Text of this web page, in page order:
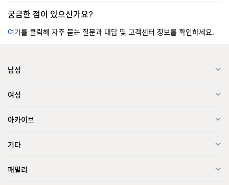
궁금한 점이 있으신가요?
여기를 클릭해 자주 묻는 질문과 대답 및 고객센터 정보를 확인하세요.
남성
여성
아카이브
기타
패밀리